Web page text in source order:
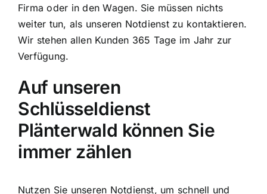
Firma oder in den Wagen. Sie müssen nichts
weiter tun, als unseren Notdienst zu kontaktieren.
Wir stehen allen Kunden 365 Tage im Jahr zur
Verfügung.
Auf unseren
Schlüsseldienst
Plänterwald können Sie
immer zählen
Nutzen Sie unseren Notdienst, um schnell und